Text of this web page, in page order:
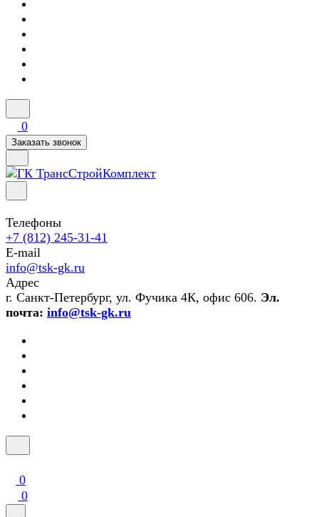
0
Заказать звонок
Телефоны
+7 (812) 245-31-41
E-mail
info@tsk-gk.ru
Адрес
г. Санкт-Петербург, ул. Фучика 4К, офис 606. Эл.
почта: info@tsk-gk.ru
0
0